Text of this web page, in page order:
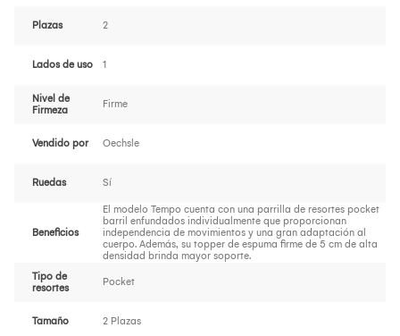
Plazas 2
Lados de uso 1
Nivel de
Firmeza
Firme
Vendido por Oechsle
Ruedas Sí
Beneficios
El modelo Tempo cuenta con una parrilla de resortes pocket
barril enfundados individualmente que proporcionan
independencia de movimientos y una gran adaptación al
cuerpo. Además, su topper de espuma firme de 5 cm de alta
densidad brinda mayor soporte.
Tipo de
resortes
Pocket
Tamaño 2 Plazas